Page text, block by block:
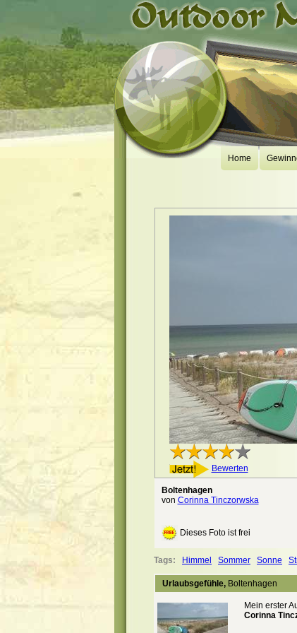
Home
Bewerten
Boltenhagen
von Corinna Tinczorwska
Dieses Foto ist frei
Tags: Himmel Sommer Sonne
Urlaubsgefühle, Boltenhagen
Mein erster
Corinna